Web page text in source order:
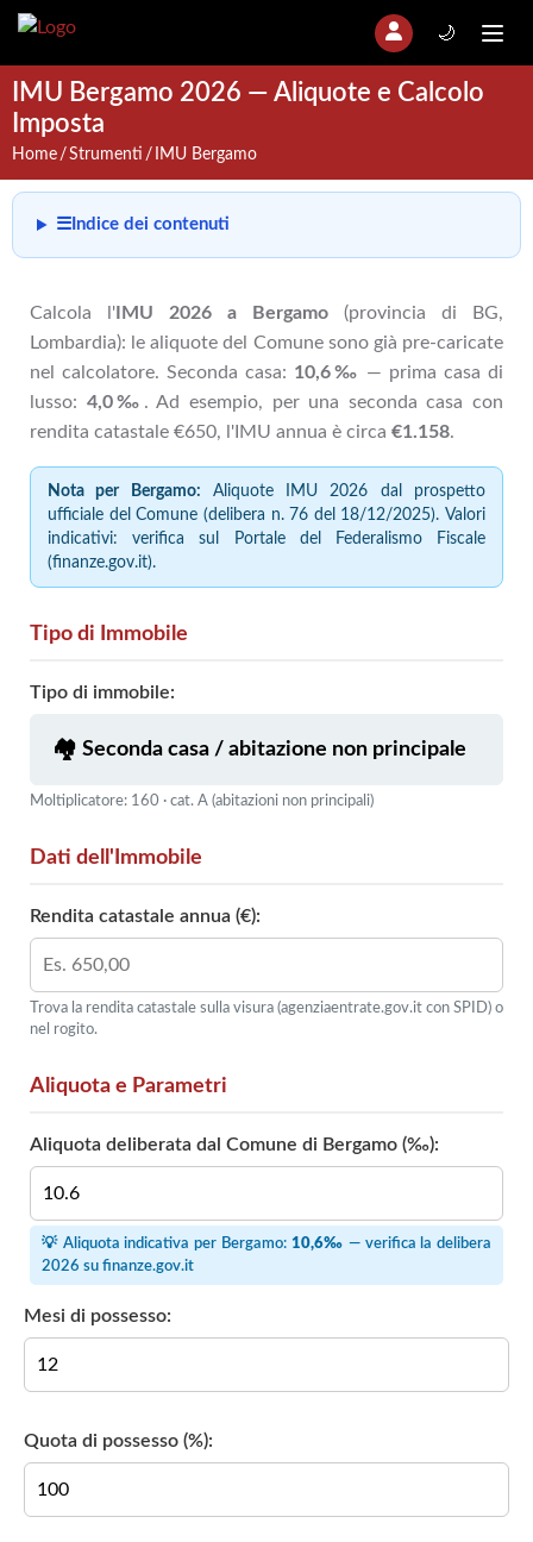
🌙
IMU Bergamo 2026 — Aliquote e Calcolo
Imposta
Home Strumenti IMU Bergamo
☰ Indice dei contenuti
Calcola l' IMU 2026 a Bergamo (provincia di BG,
Lombardia): le aliquote del Comune sono già pre-caricate
nel calcolatore. Seconda casa: 10,6‰ — prima casa di
lusso: 4,0‰ . Ad esempio, per una seconda casa con
rendita catastale €650, l'IMU annua è circa €1.158.
Nota per Bergamo: Aliquote IMU 2026 dal prospetto
ufficiale del Comune (delibera n. 76 del 18/12/2025). Valori
indicativi: verifica sul Portale del Federalismo Fiscale
(finanze.gov.it).
Tipo di Immobile
Tipo di immobile:
Moltiplicatore: 160 · cat. A (abitazioni non principali)
Dati dell'Immobile
Rendita catastale annua (€):
Trova la rendita catastale sulla visura (agenziaentrate.gov.it con SPID) o
nel rogito.
Aliquota e Parametri
Aliquota deliberata dal Comune di Bergamo (‰):
💡 Aliquota indicativa per Bergamo: 10,6‰ — verifica la delibera
2026 su finanze.gov.it
Mesi di possesso:
Quota di possesso (%):